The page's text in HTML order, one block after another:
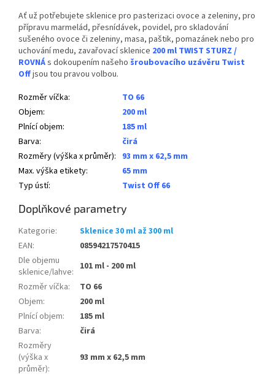
Ať už potřebujete sklenice pro pasterizaci ovoce a zeleniny, pro
přípravu marmelád, přesnídávek, povidel, pro skladování
sušeného ovoce či zeleniny, masa, paštik, pomazánek nebo pro
uchování medu, zavařovací sklenice 200 ml TWIST STURZ /
ROVNÁs dokoupením našeho šroubovacího uzávěru Twist
Offjsou tou pravou volbou.
Rozměr víčka:
TO 66
Objem:
200 ml
Plnící objem:
185 ml
Barva:
čirá
Rozměry (výška x průměr): 93 mm x 62,5 mm
Max. výška etikety:
65 mm
Typ ústí: Twist Off 66
Doplňkové parametry
Kategorie:
Sklenice 30 ml až 300 ml
EAN:
08594217570415
Dle objemu
sklenice/lahve: 101 ml - 200 ml
Rozměr víčka:
TO 66
Objem:
200 ml
Plnící objem:
185 ml
Barva:
čirá
Rozměry
(výška x
průměr):
93 mm x 62,5 mm